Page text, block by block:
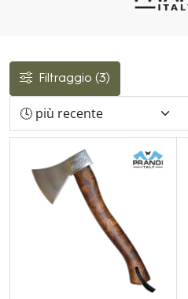
Filtraggio (3)